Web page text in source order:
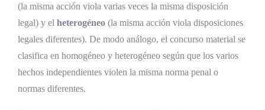
Análisis comparado del concurso de delitos
Desafíos y perspectivas del concurso de
delitos en Costa Rica
(la misma acción viola varias veces la misma disposición
legal) y el heterogéneo (la misma acción viola disposiciones
legales diferentes). De modo análogo, el concurso material se
clasifica en homogéneo y heterogéneo según que los varios
hechos independientes violen la misma norma penal o
normas diferentes.